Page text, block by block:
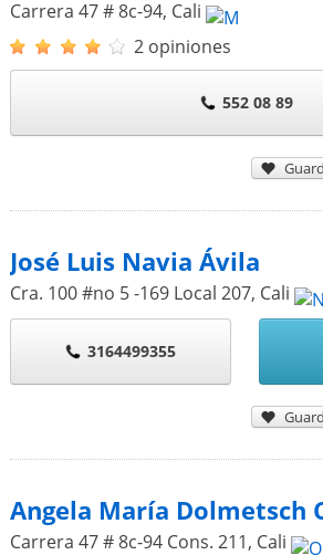
Carrera 47 # 8c-94, Cali
2 opiniones
552 08 89
José Luis Navia Ávila
Cra. 100 #no 5 -169 Local 207, Cali
3164499355
Angela María Dolmetsch
Carrera 47 # 8c-94 Cons. 211, Cali